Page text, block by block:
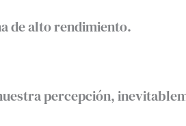
de alto rendimiento.⁣
percepción,